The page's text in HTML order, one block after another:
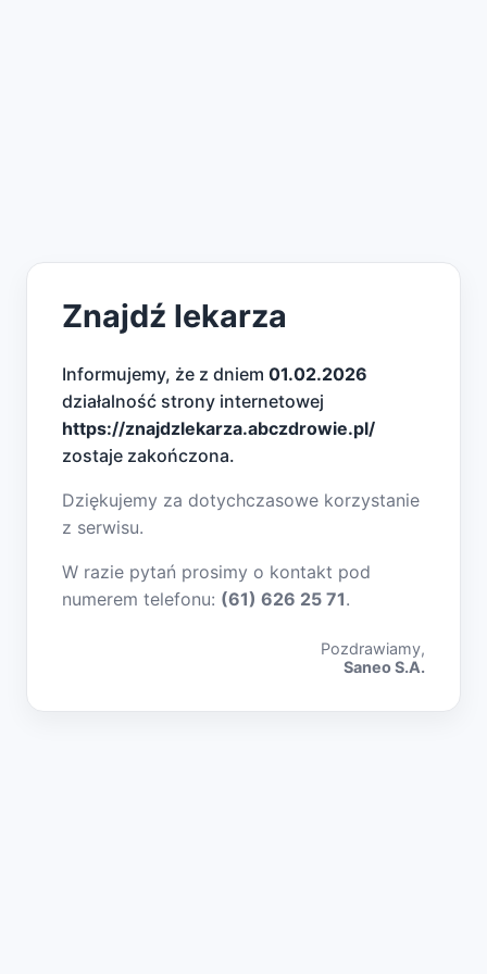
Znajdź lekarza
Informujemy, że z dniem 01.02.2026
działalność strony internetowej
https://znajdzlekarza.abczdrowie.pl/
zostaje zakończona.
Dziękujemy za dotychczasowe korzystanie
z serwisu.
W razie pytań prosimy o kontakt pod
numerem telefonu: (61) 626 25 71.
Pozdrawiamy,
Saneo S.A.